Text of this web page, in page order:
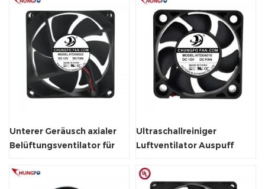
Unterer Geräusch axialer
Belüftungsventilator für
Ultraschallreiniger
Luftventilator Auspuff
Wasserdicht